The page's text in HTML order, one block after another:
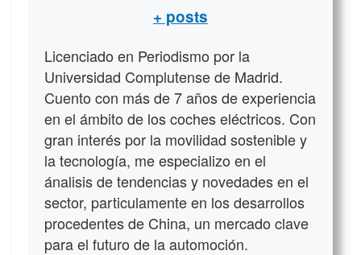
+ posts
Licenciado en Periodismo por la
Universidad Complutense de Madrid.
Cuento con más de 7 años de experiencia
en el ámbito de los coches eléctricos. Con
gran interés por la movilidad sostenible y
la tecnología, me especializo en el
ánalisis de tendencias y novedades en el
sector, particulamente en los desarrollos
procedentes de China, un mercado clave
para el futuro de la automoción.